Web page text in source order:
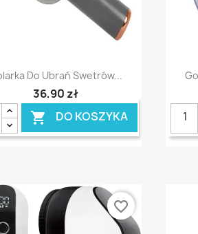
Szybki podgląd
Do Ubrań Swetrów...
36,90 zł
 DO KOSZYKA
favorite_border